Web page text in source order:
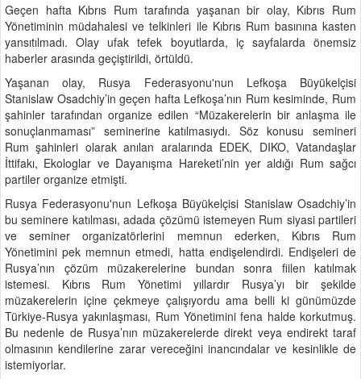
Geçen hafta Kıbrıs Rum tarafında yaşanan bir olay, Kıbrıs Rum
Yönetiminin müdahalesi ve telkinleri ile Kıbrıs Rum basınına kasten
yansıtılmadı. Olay ufak tefek boyutlarda, iç sayfalarda önemsiz
haberler arasında geçiştirildi, örtüldü.
Yaşanan olay, Rusya Federasyonu'nun Lefkoşa Büyükelçisi
Stanislaw Osadchiy’in geçen hafta Lefkoşa’nın Rum kesiminde, Rum
şahinler tarafından organize edilen “Müzakerelerin bir anlaşma ile
sonuçlanmaması” seminerine katılmasıydı. Söz konusu semineri
Rum şahinleri olarak anılan aralarında EDEK, DIKO, Vatandaşlar
İttifakı, Ekologlar ve Dayanışma Hareketi’nin yer aldığı Rum sağcı
partiler organize etmişti.
Rusya Federasyonu'nun Lefkoşa Büyükelçisi Stanislaw Osadchiy’in
bu seminere katılması, adada çözümü istemeyen Rum siyasi partileri
ve seminer organizatörlerini memnun ederken, Kıbrıs Rum
Yönetimini pek memnun etmedi, hatta endişelendirdi. Endişeleri de
Rusya’nın çözüm müzakerelerine bundan sonra fiilen katılmak
istemesi. Kıbrıs Rum Yönetimi yıllardır Rusya’yı bir şekilde
müzakerelerin içine çekmeye çalışıyordu ama belli ki günümüzde
Türkiye-Rusya yakınlaşması, Rum Yönetimini fena halde korkutmuş.
Bu nedenle de Rusya’nın müzakerelerde direkt veya endirekt taraf
olmasının kendilerine zarar vereceğini inancındalar ve kesinlikle de
istemiyorlar.